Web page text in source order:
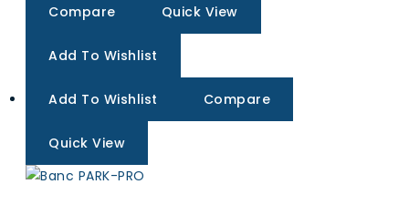
Compare
Quick View
Add To Wishlist
Add To Wishlist Compare
Quick View